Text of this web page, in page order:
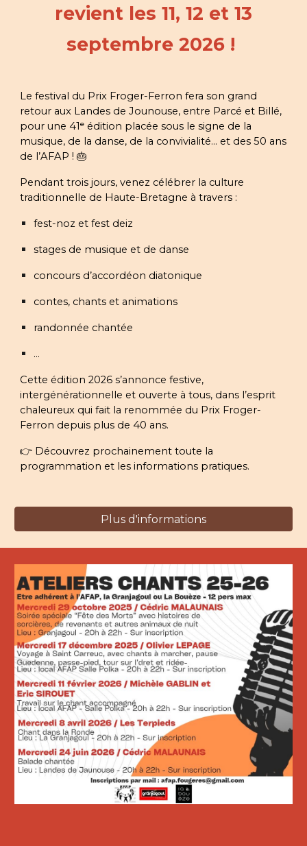
revient les 11, 12 et 13
septembre 2026 !
Le festival du Prix Froger-Ferron fera son grand
retour aux Landes de Jounouse, entre Parcé et Billé,
pour une 41ᵉ édition placée sous le signe de la
musique, de la danse, de la convivialité… et des 50 ans
de l’AFAP ! 🎂
Pendant trois jours, venez célébrer la culture
traditionnelle de Haute-Bretagne à travers :
fest-noz et fest deiz
stages de musique et de danse
concours d’accordéon diatonique
contes, chants et animations
randonnée chantée
...
Cette édition 2026 s’annonce festive,
intergénérationnelle et ouverte à tous, dans l’esprit
chaleureux qui fait la renommée du Prix Froger-
Ferron depuis plus de 40 ans.
👉 Découvrez prochainement toute la
programmation et les informations pratiques.
Plus d'informations